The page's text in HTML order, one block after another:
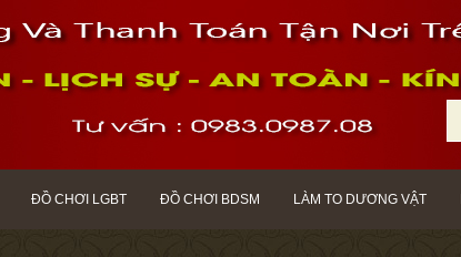
ĐỒ CHƠI LGBT ĐỒ CHƠI BDSM LÀM TO DƯƠNG VẬT